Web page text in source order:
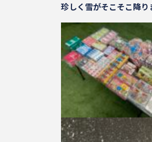
珍しく雪がそこそこ降り